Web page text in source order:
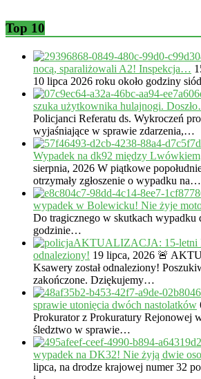
Top 10
nocą, sparaliżowali A2! Inspekcja…
10 lipca 2026 roku około godziny
szuka użytkownika hulajnogi.
Policjanci Referatu ds. Wykroczeń
wyjaśniające w sprawie zdarzenia,…
Wypadek na dk92 między
sierpnia, 2026 W piątkowe
otrzymały zgłoszenie o wypadku na…
wypadek w Bolewicku! Nie żyje
Do tragicznego w skutkach wypadku
godzinie…
AKTUALIZACJA: 15-letni
odnaleziony! 19 lipca, 2026 🚨
Ksawery został odnaleziony!
zakończone. Dziękujemy…
sprawie utonięcia dwóch nastolatków
Prokurator z Prokuratury Rejonowej
śledztwo w sprawie…
wypadek na DK32! Nie żyją dwie
lipca, na drodze krajowej numer 32